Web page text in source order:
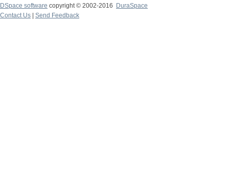
DSpace software copyright © 2002-2016
DuraSpace
Contact Us
Send Feedback